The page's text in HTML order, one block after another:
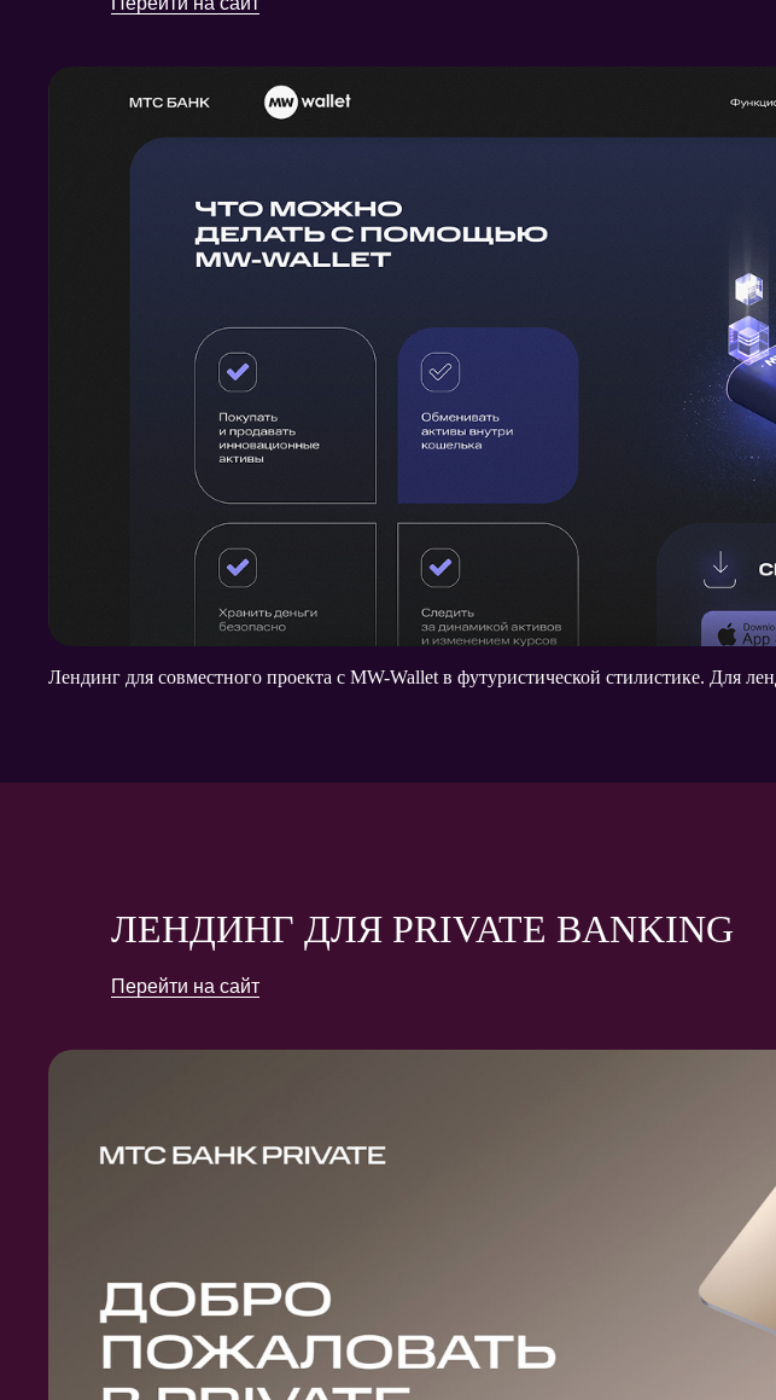
Лендинг для совместного проекта с MW-Wallet в футуристической стилистике. Для
ЛЕНДИНГ ДЛЯ PRIVATE BANKING
Перейти на сайт